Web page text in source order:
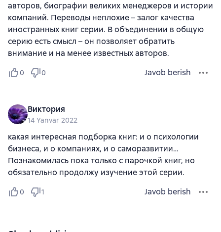
авторов, биографии великих менеджеров и истории
компаний. Переводы неплохие – залог качества
иностранных книг серии. В объединении в общую
серию есть смысл – он позволяет обратить
внимание и на менее известных авторов.
0 0 Javob berish
Виктория
14 Yanvar 2022
какая интересная подборка книг: и о психологии
бизнеса, и о компаниях, и о саморазвитии…
Познакомилась пока только с парочкой книг, но
обязательно продолжу изучение этой серии.
0 1 Javob berish